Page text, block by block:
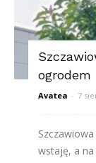
ogrodem
Avatea - 7
wstaję, a